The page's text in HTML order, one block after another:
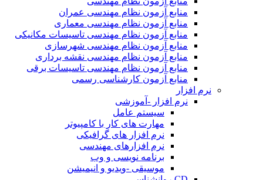
منابع آزمون نظام مهندسی عمران
منابع آزمون نظام مهندسی معماری
منابع آزمون نظام مهندسی تاسیسات مکانیکی
منابع آزمون نظام مهندسی شهرسازی
منابع آزمون نظام مهندسی نقشه برداری
منابع آزمون نظام مهندسی تاسیسات برقی
منابع آزمون کارشناسی رسمی
نرم افزار
نرم افزار -آموزشی
سیستم عامل
مهارت های کار با کامپیوتر
نرم افزار های گرافیکی
نرم افزارهای مهندسی
برنامه نویسی و وب
موسیقی -ویدیو و انیمیشن